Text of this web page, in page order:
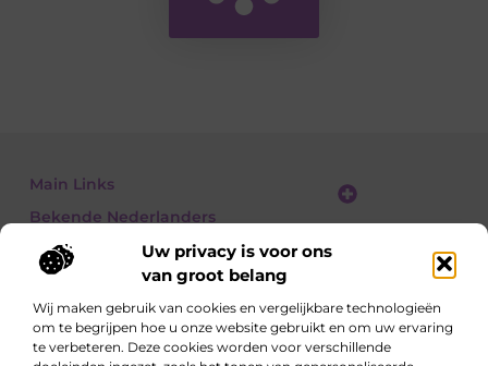
Uw privacy is voor ons
van groot belang
Wij maken gebruik van cookies en vergelijkbare technologieën
om te begrijpen hoe u onze website gebruikt en om uw ervaring
te verbeteren. Deze cookies worden voor verschillende
Main Links
Bekende Nederlanders
Ontdek, lees, leer – elke dag opnieuw
Artikelen vol kennis, meningen en inspirerende